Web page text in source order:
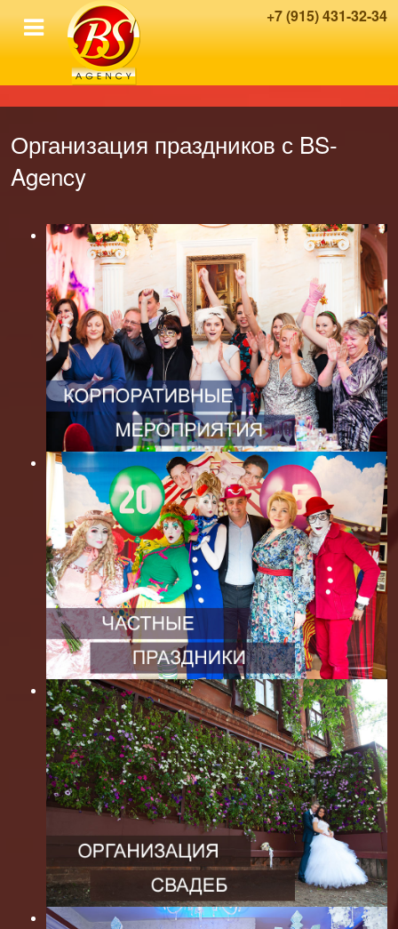
+7 (915) 431-32-34
Организация праздников с BS-
Agency